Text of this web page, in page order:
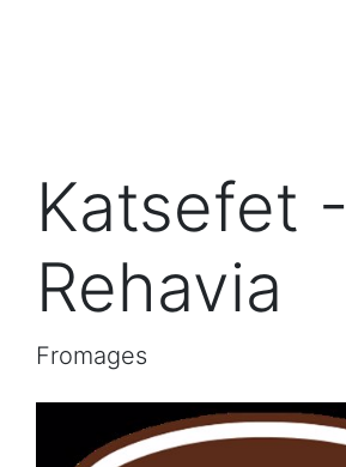
Katsefet -
Rehavia
Fromages